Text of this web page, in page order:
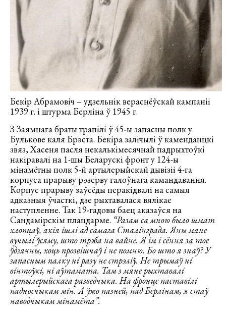
Бекір Абрамовіч – удзельнік вераснёўскай кампаніі
1939 г. і штурма Берліна ў 1945 г.
З Заямнага браты трапілі ў 45-ы запасны полк у
Булькове каля Брэста. Бекіра залічылі ў каменданцкі
звяз, Хасеня пасля некалькімесячнай падрыхтоўкі
накіравалі на 1-шы Беларускі фронт у 124-ы
мінамётны полк 5-й артылерыйскай дывізіі 4-га
корпуса прарыву рэзерву галоўнага камандавання.
Корпус прарыву заўсёды перакідвалі на самыя
адказныя ўчасткі, дзе рыхтавалася вялікае
наступленне. Так 19-гадовы баец аказаўся на
Сандамірскім плацдарме. “Разам са мною было шмат
хлопцаў, якія ішлі ад самага Сталінграда. Яны мяне
вучылі ўсяму, што трэба на вайне. Я ім і сёння за тое
ўдзячны, хоць прозвішчаў і не помню. Бо што я знаў? У
запасным палку ні разу не стрэліў. Не трымаў ні
вінтоўкі, ні аўтамата. Там з мяне рыхтавалі
артылерыйскага разведчыка. На фронце паставілі
падносчыкам мін. А ўжо пазней, пад Берлінам, я стаў
наводчыкам мінамёта”.